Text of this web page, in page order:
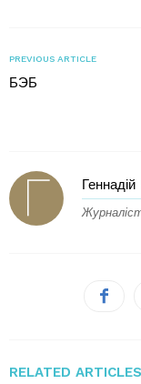
PREVIOUS ARTICLE
БЭБ
RELATED ARTICLES